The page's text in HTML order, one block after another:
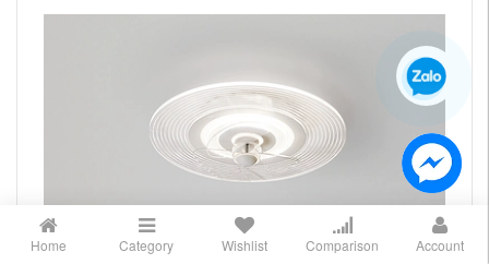
Home Category Wishlist Comparison Account